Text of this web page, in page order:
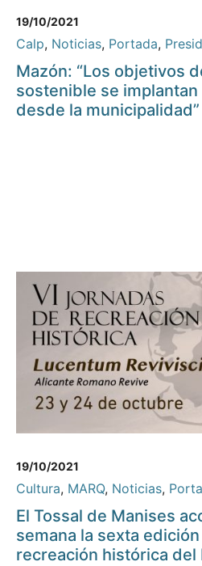
19/10/2021
Calp, Noticias, Portada,
Mazón: “Los objetivos
sostenible se
desde la municipalidad”
19/10/2021
Cultura, MARQ, Noticias,
El Tossal de Manises
semana la sexta
recreación histórica del